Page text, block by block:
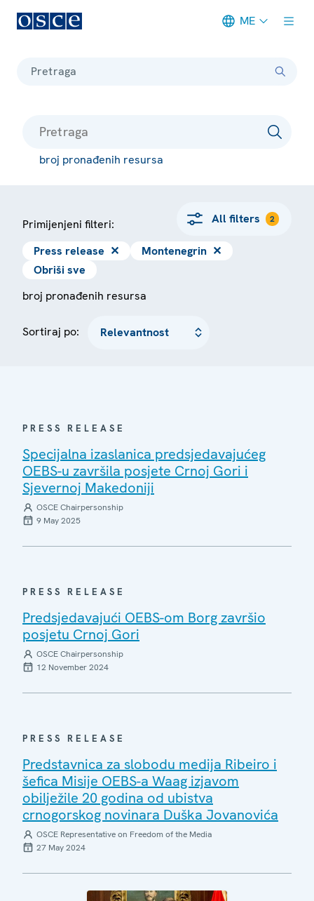
ME
Pretraga
broj pronađenih resursa
Primijenjeni filteri: All filters 2
Press release ✕ Montenegrin ✕
Obriši sve
broj pronađenih resursa
Sortiraj po:
PRESS RELEASE
Specijalna izaslanica predsjedavajućeg
OEBS-u završila posjete Crnoj Gori i
Sjevernoj Makedoniji
OSCE Chairpersonship
9 May 2025
PRESS RELEASE
Predsjedavajući OEBS-om Borg završio
posjetu Crnoj Gori
OSCE Chairpersonship
12 November 2024
PRESS RELEASE
Predstavnica za slobodu medija Ribeiro i
šefica Misije OEBS-a Waag izjavom
obilježile 20 godina od ubistva
crnogorskog novinara Duška Jovanovića
OSCE Representative on Freedom of the Media
27 May 2024